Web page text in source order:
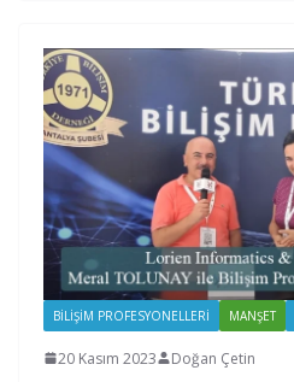
BILIŞIM PROFESYONELLERI MANŞET
20 Kasım 2023 Doğan Çetin